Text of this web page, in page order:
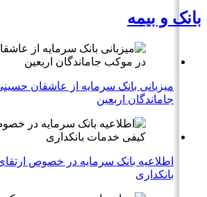
بانک و بیمه
میزبانی بانک سرمایه از عاشقان
جاماندگان اربعین
اطلاعیه بانک سرمایه در خصوص
بانکداری